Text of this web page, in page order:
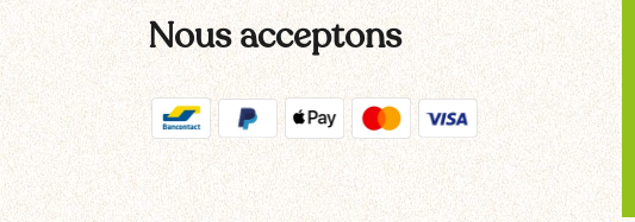
Nous acceptons